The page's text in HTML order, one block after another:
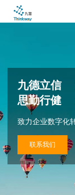
九德立信
思勤行健
致力企业数字化
联系我们